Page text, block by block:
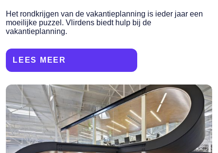
Het rondkrijgen van de vakantieplanning is ieder jaar een
moeilijke puzzel. Vlirdens biedt hulp bij de
vakantieplanning.
LEES MEER